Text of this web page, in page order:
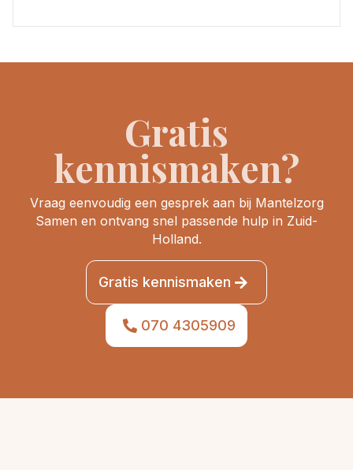
Gratis
kennismaken?
Vraag eenvoudig een gesprek aan bij Mantelzorg
Samen en ontvang snel passende hulp in Zuid-
Holland.
Gratis kennismaken
070 4305909